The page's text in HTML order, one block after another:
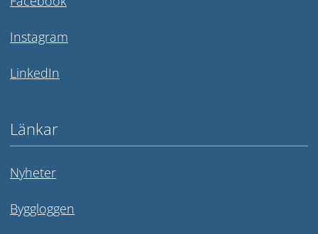
InstagramLänk till annan webbplats.
LinkedInLänk till annan webbplats.
Länkar
Nyheter
Byggloggen